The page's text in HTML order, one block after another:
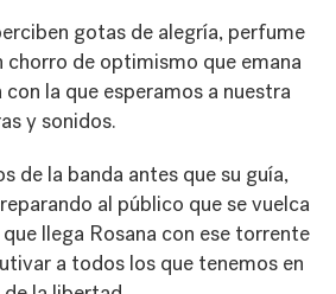
gotas de alegría, perfume
chorro de optimismo que emana
la que esperamos a nuestra
y sonidos.
de la banda antes que su guía,
al público que se vuelca
llega Rosana con ese torrente
a todos los que tenemos en